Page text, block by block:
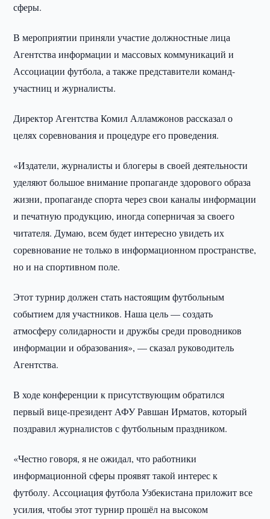
сферы.
В мероприятии приняли участие должностные лица
Агентства информации и массовых коммуникаций и
Ассоциации футбола, а также представители команд-
участниц и журналисты.
Директор Агентства Комил Алламжонов рассказал о
целях соревнования и процедуре его проведения.
«Издатели, журналисты и блогеры в своей деятельности
уделяют большое внимание пропаганде здорового образа
жизни, пропаганде спорта через свои каналы информации
и печатную продукцию, иногда соперничая за своего
читателя. Думаю, всем будет интересно увидеть их
соревнование не только в информационном пространстве,
но и на спортивном поле.
Этот турнир должен стать настоящим футбольным
событием для участников. Наша цель — создать
атмосферу солидарности и дружбы среди проводников
информации и образования», — сказал руководитель
Агентства.
В ходе конференции к присутствующим обратился
первый вице-президент АФУ Равшан Ирматов, который
поздравил журналистов с футбольным праздником.
«Честно говоря, я не ожидал, что работники
информационной сферы проявят такой интерес к
футболу. Ассоциация футбола Узбекистана приложит все
усилия, чтобы этот турнир прошёл на высоком